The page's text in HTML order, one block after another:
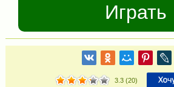
Играть
3.3(20)